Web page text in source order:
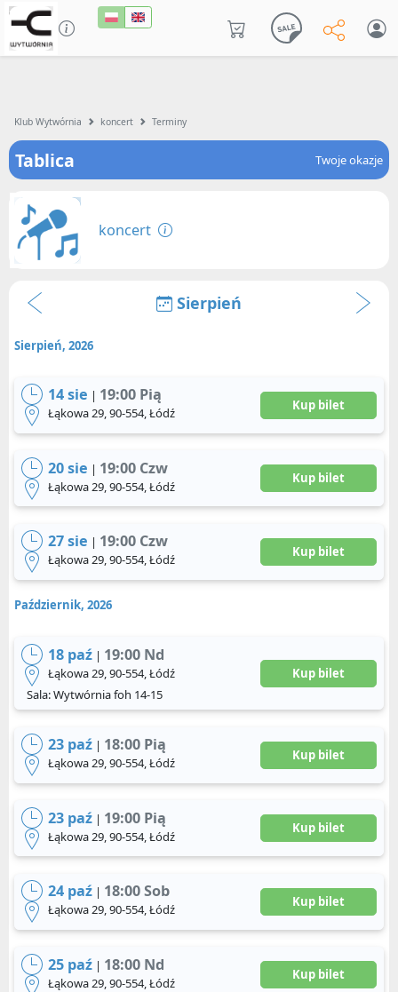
Klub Wytwórnia koncert Terminy
Tablica Twoje okazje
koncert
Sierpień
Sierpień, 2026
14 sie | 19:00 Pią
Łąkowa 29, 90-554, Łódź
Kup bilet
20 sie | 19:00 Czw
Łąkowa 29, 90-554, Łódź
Kup bilet
27 sie | 19:00 Czw
Łąkowa 29, 90-554, Łódź
Kup bilet
Październik, 2026
18 paź | 19:00 Nd
Łąkowa 29, 90-554, Łódź
Sala: Wytwórnia foh 14-15
Kup bilet
23 paź | 18:00 Pią
Łąkowa 29, 90-554, Łódź
Kup bilet
23 paź | 19:00 Pią
Łąkowa 29, 90-554, Łódź
Kup bilet
24 paź | 18:00 Sob
Łąkowa 29, 90-554, Łódź
Kup bilet
25 paź | 18:00 Nd
Łąkowa 29, 90-554, Łódź
Kup bilet